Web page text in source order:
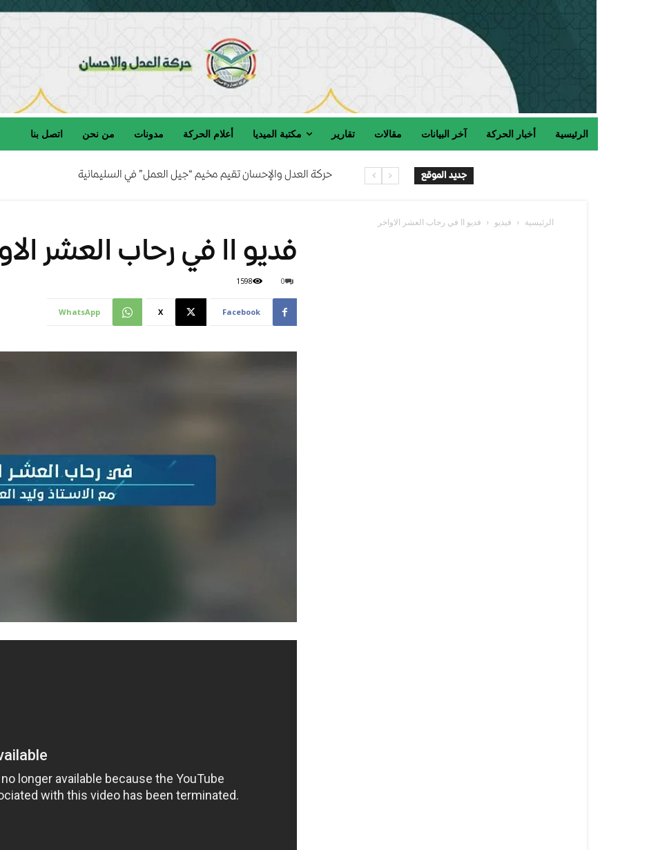
الرئيسية أخبار الحركة آخر البيانات مقالات تقارير مكتبة الميديا أعلام الحركة مدونات من نحن اتصل بنا
جديد الموقع حركة العدل والإحسان تقيم مخيم “جيل العمل” في السليمانية
حركة العدل والإحسان تنعى المربي الفاضل الحاج صالح السامرائي رحمه الله
الرئيسية فيديو فديو اا في رحاب العشر الاواخر
فديو اا في رحاب العشر
0
1598
Facebook
X
WhatsApp